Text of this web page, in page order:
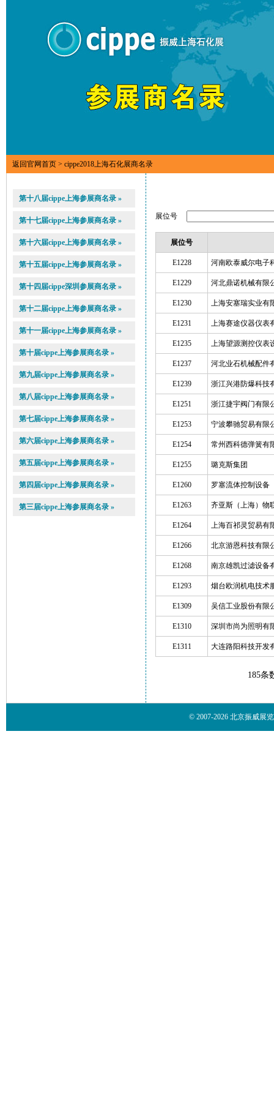
返回官网首页 > cippe2018上海石化展商名录
第十八届cippe上海参展商名录 »
第十七届cippe上海参展商名录 »
第十六届cippe上海参展商名录 »
第十五届cippe上海参展商名录 »
第十四届cippe深圳参展商名录 »
第十二届cippe上海参展商名录 »
第十一届cippe上海参展商名录 »
第十届cippe上海参展商名录 »
第九届cippe上海参展商名录 »
第八届cippe上海参展商名录 »
第七届cippe上海参展商名录 »
第六届cippe上海参展商名录 »
第五届cippe上海参展商名录 »
第四届cippe上海参展商名录 »
第三届cippe上海参展商名录 »
展位号
展位号
E1228 河南欧泰威尔电子
E1229 河北鼎诺机械有限
E1230 上海安塞瑞实业有
E1231 上海赛途仪器仪表
E1235 上海望源测控仪表
E1237 河北业石机械配件
E1239 浙江兴港防爆科技
E1251 浙江捷宇阀门有限
E1253 宁波攀驰贸易有限
E1254 常州西科德弹簧有
E1255 璐克斯集团
E1260 罗塞流体控制设备
E1263 齐亚斯（上海）物
E1264 上海百祁灵贸易有
E1266 北京游恩科技有限
E1268 南京雄凯过滤设备
E1293 烟台欧润机电技术
E1309 吴信工业股份有限
E1310 深圳市尚为照明有
E1311 大连路阳科技开发
185条
© 2007-2026 北京振威